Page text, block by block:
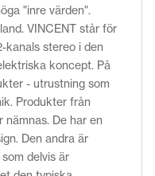
"inre värden".
VINCENT står för
kanals stereo i den
koncept. På
- utrustning som
Produkter från
nämnas. De har en
Den andra är
delvis är